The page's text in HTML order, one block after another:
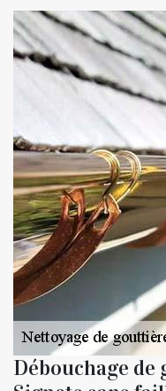
Débouchage